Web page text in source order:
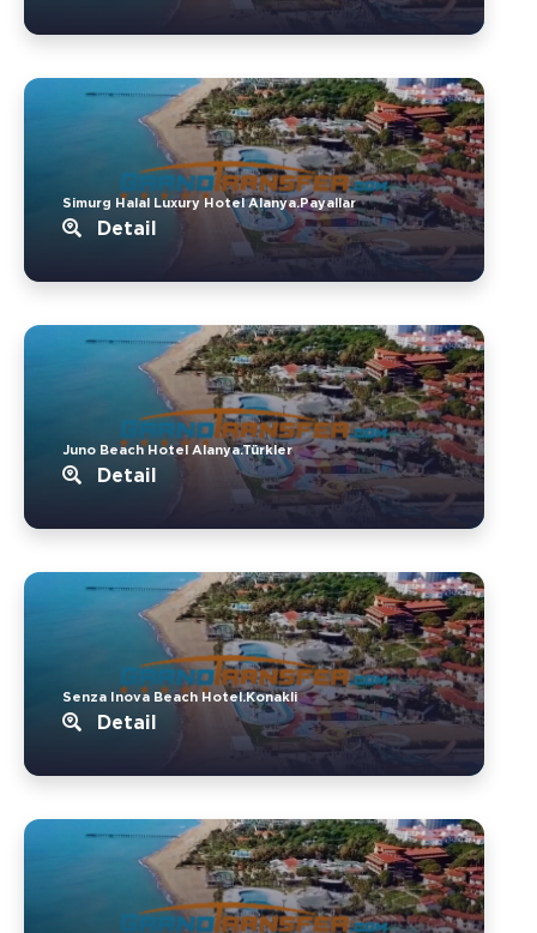
Simurg Halal Luxury Hotel Alanya.Payallar
Detail
Juno Beach Hotel Alanya.Türkler
Detail
Senza Inova Beach Hotel.Konakli
Detail